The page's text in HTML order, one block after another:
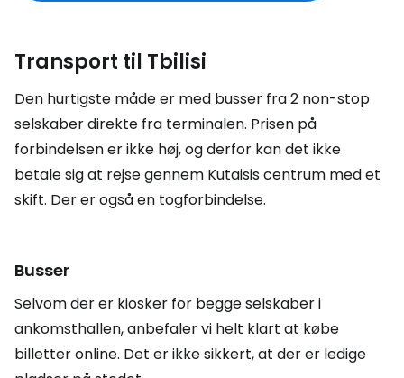
Transport til Tbilisi
Den hurtigste måde er med busser fra 2 non-stop
selskaber direkte fra terminalen. Prisen på
forbindelsen er ikke høj, og derfor kan det ikke
betale sig at rejse gennem Kutaisis centrum med et
skift. Der er også en togforbindelse.
Busser
Selvom der er kiosker for begge selskaber i
ankomsthallen, anbefaler vi helt klart at købe
billetter online. Det er ikke sikkert, at der er ledige